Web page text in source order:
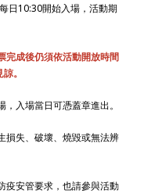
日10:30開始入場，活動期
完成後仍須依活動開放時間
。
入場當日可憑蓋章進出。
損失、破壞、燒毀或無法辨
疫安管要求，也請參與活動